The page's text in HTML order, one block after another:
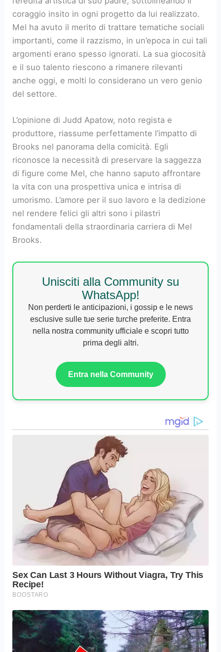
coraggio insito in ogni progetto da lui realizzato.
Mel ha avuto il merito di trattare tematiche sociali
importanti, come il razzismo, in un’epoca in cui tali
argomenti erano spesso ignorati. La sua giocosità
e il suo talento riescono a rimanere rilevanti
anche oggi, e molti lo considerano un vero genio
del settore.
L’opinione di Judd Apatow, noto regista e
produttore, riassume perfettamente l’impatto di
Brooks nel panorama della comicità. Egli
riconosce la necessità di preservare la saggezza
di figure come Mel, che hanno saputo affrontare
la vita con una prospettiva unica e intrisa di
umorismo. L’amore per il suo lavoro e la dedizione
nel rendere felici gli altri sono i pilastri
fondamentali della straordinaria carriera di Mel
Brooks.
Unisciti alla Community su
WhatsApp!
Non perderti le anticipazioni, i gossip e le news
esclusive sulle tue serie turche preferite. Entra
nella nostra community ufficiale e scopri tutto
prima degli altri.
Entra nella Community